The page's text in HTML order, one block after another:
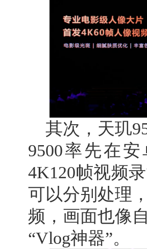
其次，天玑
9500率先在
4K120帧视频
可以分别处理
频，画面也像
“Vlog神器”。